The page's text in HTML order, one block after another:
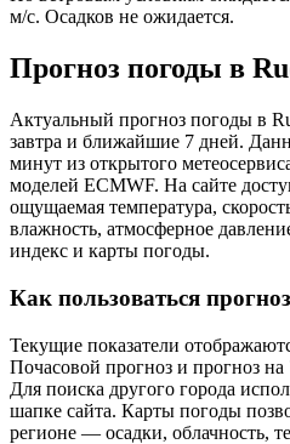
м/с. Осадков не ожидается.
Прогноз погоды в
Актуальный прогноз погоды в
завтра и ближайшие 7 дней.
минут из открытого
моделей ECMWF. На сайте
ощущаемая температура,
влажность, атмосферное
индекс и карты погоды.
Как пользоваться
Текущие показатели
Почасовой прогноз и прогноз
Для поиска другого города
шапке сайта. Карты погоды
регионе — осадки, облачность,